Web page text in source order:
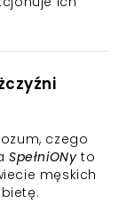
czego
SpełniONyto
męskich